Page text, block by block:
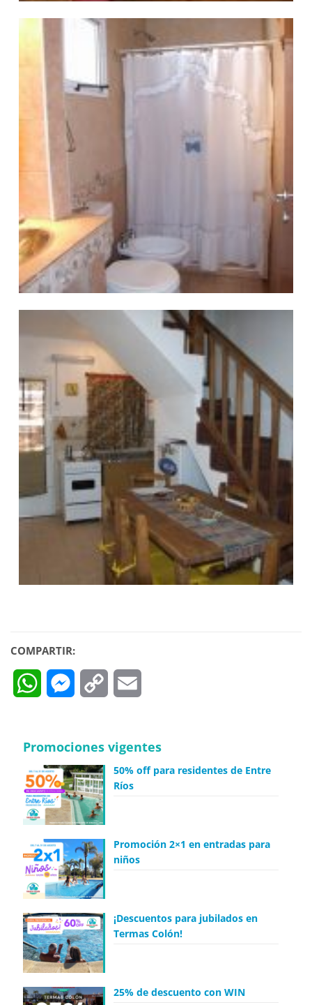
COMPARTIR:
WhatsAppMessenger
Copy
Promociones vigentes
50% off para residentes de Entre
Ríos
Promoción 2×1 en entradas para
niños
¡Descuentos para jubilados en
Termas Colón!
25% de descuento con WIN